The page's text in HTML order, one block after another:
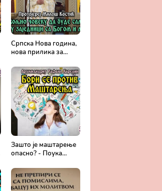
Српска Нова година,
нова прилика за
са Живим Богом -
Протојереј Милош
Костић
Зашто је маштарење
опасно? - Поука
Рафаила Карелина